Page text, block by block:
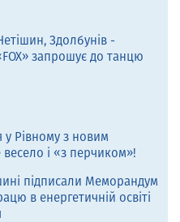
Здолбунів -
запрошує до танцю
Рівному з новим
і «з перчиком»!
підписали Меморандум
в енергетичній освіті